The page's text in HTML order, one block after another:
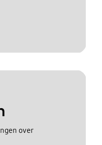
over